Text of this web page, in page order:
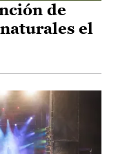
de
el